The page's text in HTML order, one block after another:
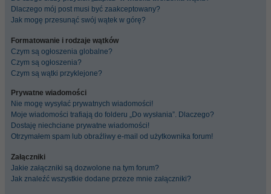
Dlaczego mój post musi być zaakceptowany?
Jak mogę przesunąć swój wątek w górę?
Formatowanie i rodzaje wątków
Czym są ogłoszenia globalne?
Czym są ogłoszenia?
Czym są wątki przyklejone?
Prywatne wiadomości
Nie mogę wysyłać prywatnych wiadomości!
Moje wiadomości trafiają do folderu „Do wysłania”. Dlaczego?
Dostaję niechciane prywatne wiadomości!
Otrzymałem spam lub obraźliwy e-mail od użytkownika forum!
Załączniki
Jakie załączniki są dozwolone na tym forum?
Jak znaleźć wszystkie dodane przeze mnie załączniki?